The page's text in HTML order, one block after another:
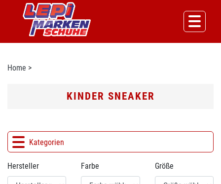
Home >
KINDER SNEAKER
Kategorien
Hersteller Farbe Größe